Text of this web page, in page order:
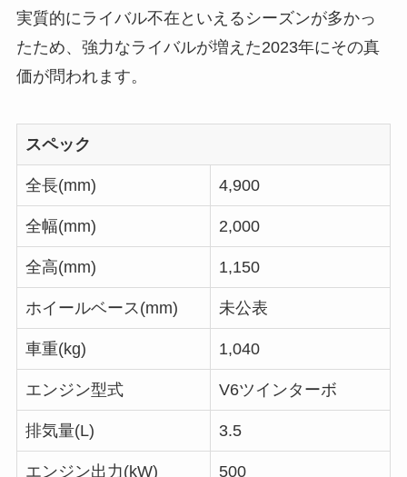
実質的にライバル不在といえるシーズンが多かっ
たため、強力なライバルが増えた2023年にその真
価が問われます。
スペック
全長(mm) 4,900
全幅(mm) 2,000
全高(mm) 1,150
ホイールベース(mm) 未公表
車重(kg) 1,040
エンジン型式 V6ツインターボ
排気量(L) 3.5
エンジン出力(kW) 500